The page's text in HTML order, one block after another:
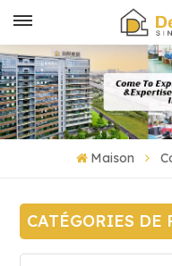
Maison
CATÉGORIES DE